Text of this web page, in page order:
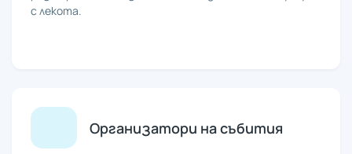
с лекота.
Организатори на събития